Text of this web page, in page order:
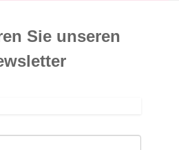
Sie unseren